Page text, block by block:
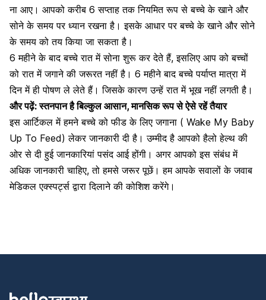
ना आए। आपको करीब 6 सप्ताह तक नियमित रूप से बच्चे के खाने और
सोने के समय पर ध्यान रखना है। इसके आधार पर बच्चे के खाने और सोने
के समय को तय किया जा सकता है।
6 महीने के बाद बच्चे रात में सोना शुरू कर देते हैं, इसलिए आप को बच्चों
को रात में जगाने की जरूरत नहीं है। 6 महीने बाद बच्चे पर्याप्त मात्रा में
दिन में ही पोषण ले लेते हैं। जिसके कारण उन्हें रात में भूख नहीं लगती है।
और पढ़ें:स्तनपान है बिल्कुल आसान, मानसिक रूप से ऐसे रहें तैयार
इस आर्टिकल में हमने बच्चे को फीड के लिए जगाना ( Wake My Baby
Up To Feed) लेकर जानकारी दी है। उम्मीद है आपकोहैलो हेल्थ की
ओर से दी हुई जानकारियां पसंद आई होंगी। अगर आपको इस संबंध में
अधिक जानकारी चाहिए, तो हमसे जरूर पूछें। हम आपके सवालों के जवाब
मेडिकल एक्स्पर्ट्स द्वारा दिलाने की कोशिश करेंगे।